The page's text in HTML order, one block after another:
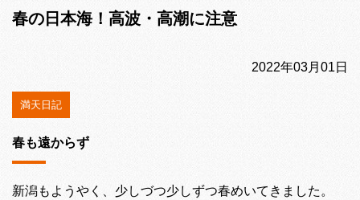
春の日本海！高波・高潮に注意
2022年03月01日
満天日記
春も遠からず
新潟もようやく、少しづつ少しずつ春めいてきました。